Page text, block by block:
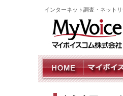
インターネット調査・ネット